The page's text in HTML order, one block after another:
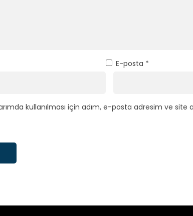
E-posta *
kullanılması için adım, e-posta adresim ve site